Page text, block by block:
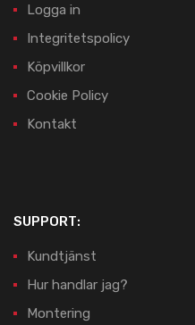
Logga in
Integritetspolicy
Köpvillkor
Cookie Policy
Kontakt
SUPPORT:
Kundtjänst
Hur handlar jag?
Montering